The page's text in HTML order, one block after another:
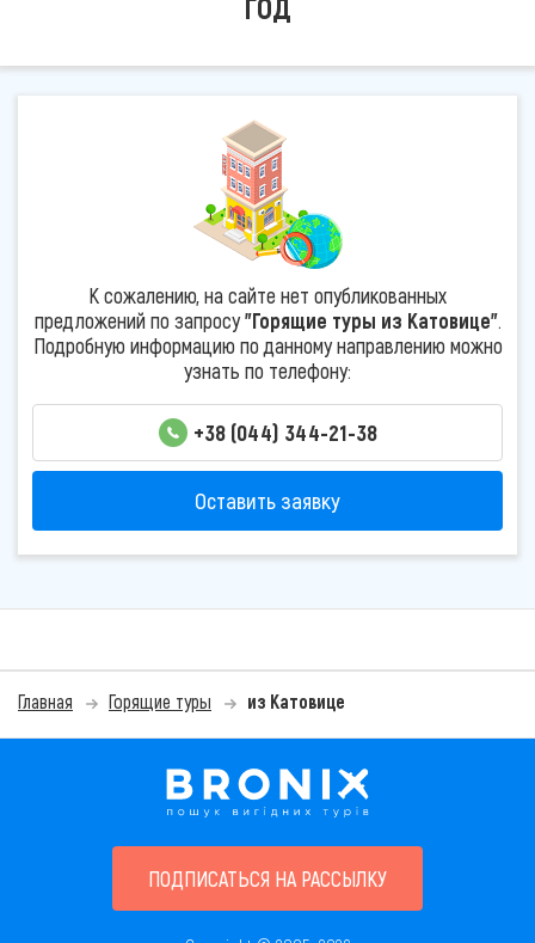
ГОД
К сожалению, на сайте нет опубликованных
предложений по запросу"Горящие туры из Катовице".
Подробную информацию по данному направлению можно
узнать по телефону:
+38 (044) 344-21-38
Оставить заявку
Главная Горящие туры из Катовице
ПОДПИСАТЬСЯ НА РАССЫЛКУ